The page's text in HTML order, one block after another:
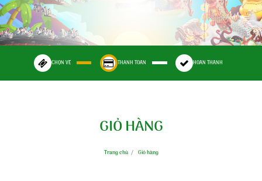
CHỌN VÉ THANH TOÁN HOÀN THÀNH
GIỎ HÀNG
Trang chủ Giỏ hàng